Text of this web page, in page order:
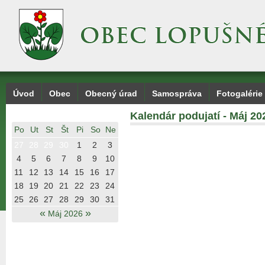
Úvod Obec Obecný úrad Samospráva Fotogalérie
Po Ut St Št Pi So Ne
« Máj 2026 »
1 2
3
4
5 6 7 8 9
10
11
12 13 14 15 16
17
18
19 20 21 22 23
24
25
26 27 28 29 30 31
Kalendár podujatí - Máj